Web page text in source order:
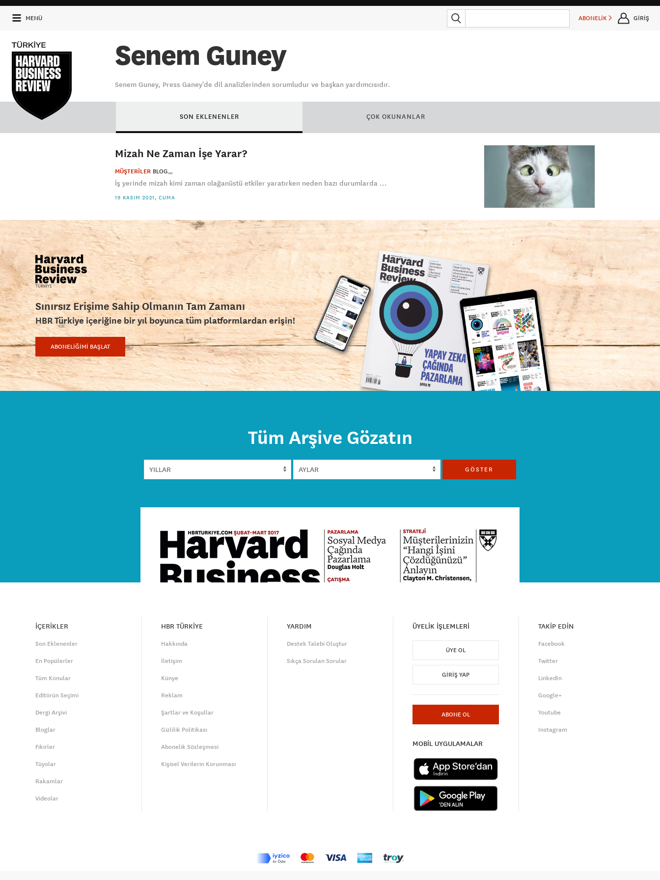
MENÜ ABONELİK GİRİŞ
Senem Guney
Senem Guney, Press Ganey'de dil analizlerinden sorumludur ve başkan yardımcısıdır.
SON EKLENENLER ÇOK OKUNANLAR
Mizah Ne Zaman İşe Yarar?
MÜŞTERİLER BLOG
İş yerinde mizah kimi zaman olağanüstü etkiler yaratırken neden bazı durumlarda ...
19 KASIM 2021, CUMA
Sınırsız Erişime Sahip Olmanın Tam Zamanı
HBR Türkiye içeriğine bir yıl boyunca tüm platformlardan erişin!
ABONELİĞİMİ BAŞLAT
Tüm Arşive Gözatın
GÖSTER
İÇERİKLER
Son Eklenenler
En Popülerler
Tüm Konular
Editörün Seçimi
Dergi Arşivi
Bloglar
Fikirler
Tüyolar
Rakamlar
Videolar
HBR TÜRKİYE
Hakkında
İletişim
Künye
Reklam
Şartlar ve Koşullar
Gizlilik Politikası
Abonelik Sözleşmesi
Kişisel Verilerin Korunması
YARDIM
Destek Talebi Oluştur
Sıkça Sorulan Sorular
ÜYELİK İŞLEMLERİ
ÜYE OL
GIRIŞ YAP
ABONE OL
MOBİL UYGULAMALAR
TAKİP EDİN
Facebook
Twitter
LinkedIn
Google+
Youtube
Instagram